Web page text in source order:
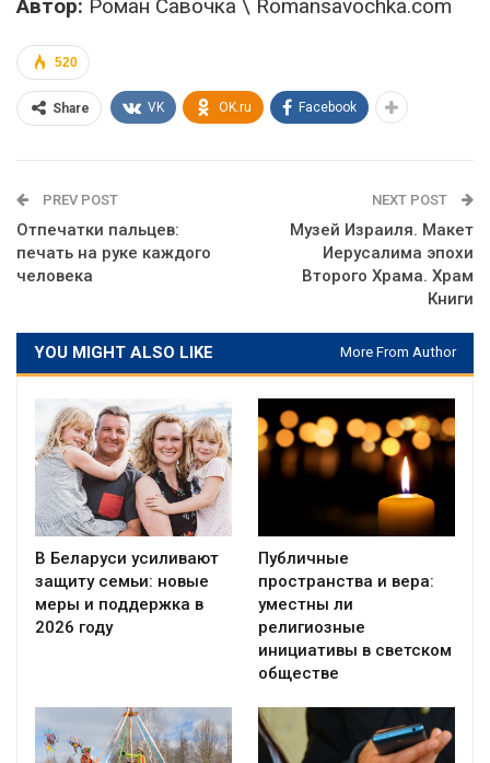
Автор: Роман Савочка \ Romansavochka.com
520
Share VK OK.ru Facebook
PREV POST
Отпечатки пальцев:
печать на руке каждого
человека
NEXT POST
Музей Израиля. Макет
Иерусалима эпохи
Второго Храма. Храм
Книги
YOU MIGHT ALSO LIKE More From Author
В Беларуси усиливают
защиту семьи: новые
меры и поддержка в
2026 году
Публичные
пространства и вера:
уместны ли
религиозные
инициативы в светском
обществе